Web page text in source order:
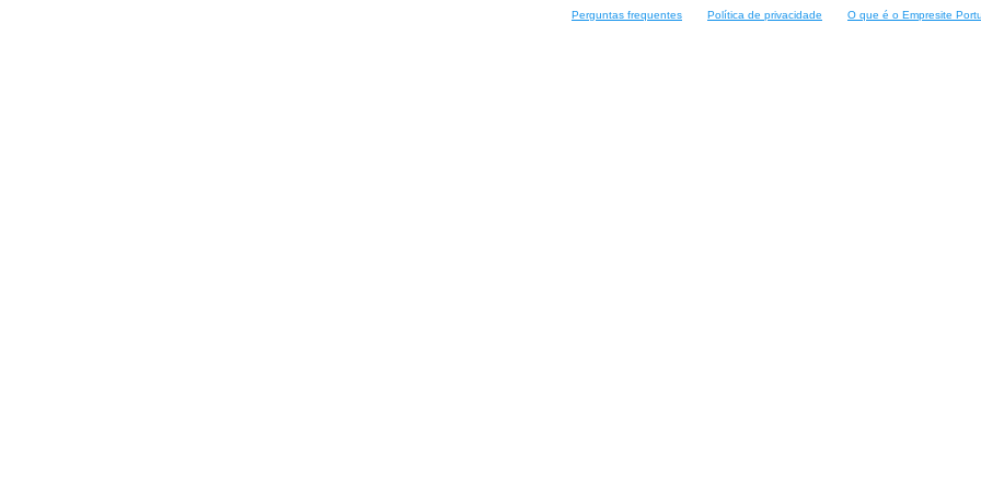
Perguntas frequentes Política de privacidade O que é o Empresite